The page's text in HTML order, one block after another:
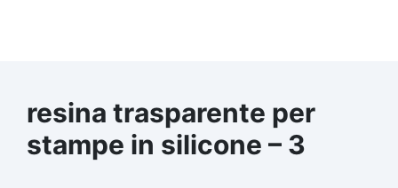
resina trasparente per
stampe in silicone – 3